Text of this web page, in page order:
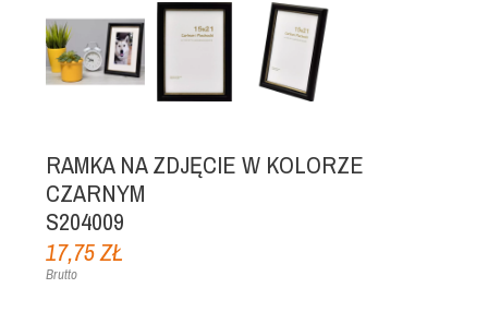
RAMKA NA ZDJĘCIE W KOLORZE
CZARNYM
S204009
17,75 ZŁ
Brutto